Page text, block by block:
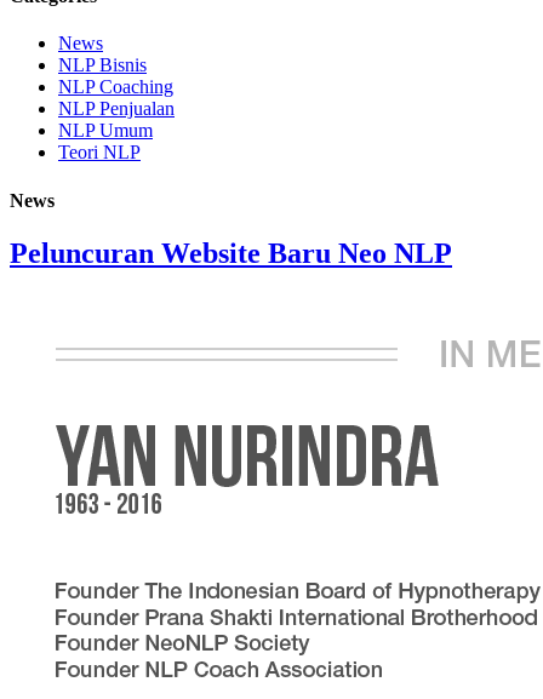
News
NLP Bisnis
NLP Coaching
NLP Penjualan
NLP Umum
Teori NLP
News
Peluncuran Website Baru Neo NLP